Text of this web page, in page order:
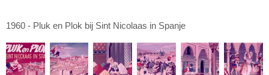
1960 - Pluk en Plok bij Sint Nicolaas in Spanje